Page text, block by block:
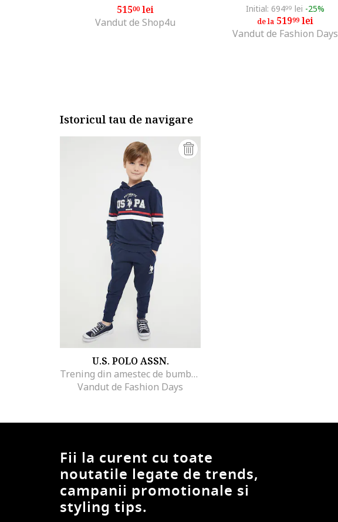
51500lei
Vandut de Shop4u
Initial: 69499 lei -25%
de la 51999lei
Vandut de Fashion Days
Istoricul tau de navigare
U.S. POLO ASSN.
Trening din amestec de bumbac cu logo
Vandut de Fashion Days
Fii la curent cu toate
noutatile legate de trends,
campanii promotionale si
styling tips.